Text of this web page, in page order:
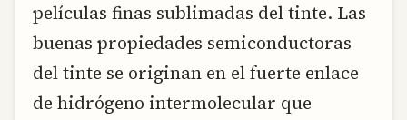
películas finas sublimadas del tinte. Las
buenas propiedades semiconductoras
del tinte se originan en el fuerte enlace
de hidrógeno intermolecular que